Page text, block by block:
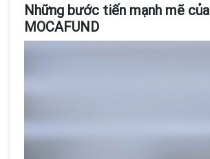
Những bước tiến mạnh mẽ của
MOCAFUND